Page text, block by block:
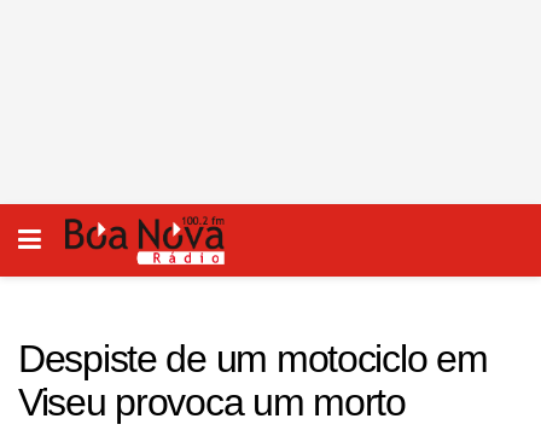
Despiste de um motociclo em
Viseu provoca um morto